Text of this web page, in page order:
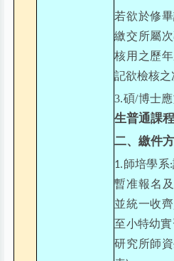
若欲於修
繳交所屬
核用之歷
記欲檢核之
3.碩/博士
生普通課
二、繳件
1.師培學系:
暫准報名
並統一收
至小特幼實
研究所師